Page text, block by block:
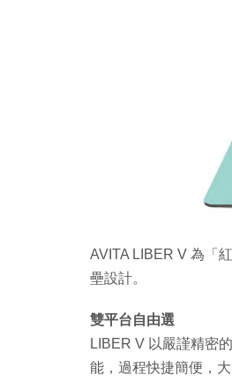
AVITA LIBER V 為「
壘設計。
雙平台自由選
LIBER V 以嚴謹精密
能，過程快捷簡便，